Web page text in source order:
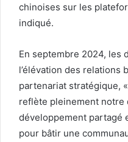
chinoises sur les
indiqué.
En septembre 2024, les
l’élévation des relations
partenariat stratégique,
reflète pleinement notre
développement partagé
pour bâtir une